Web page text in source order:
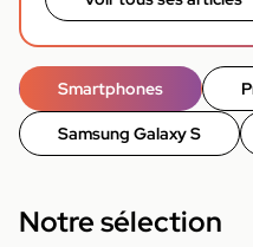
Smartphones
Samsung Galaxy S
Notre sélection